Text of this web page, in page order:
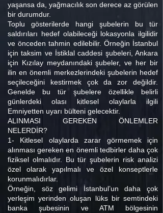
yaşansa da, yağmacılık son derece az görülen
bir durumdur.
Toplu gösterilerde hangi şubelerin bu tür
saldırıları hedef olabileceği lokasyonla ilgilidir
ve önceden tahmin edilebilir. Örneğin İstanbul
için taksim ve İstiklal caddesi şubeleri, Ankara
için Kızılay meydanındaki şubeler, ve her bir
ilin en önemli merkezlerindeki şubelerin hedef
seçileceğini kestirmek çok da zor değildir.
Genelde bu tür şubelere özellikle belirli
günlerdeki olası kitlesel olaylarla ilgili
Emniyetten uyarı bülteni gelecektir.
ALINMASI GEREKEN ÖNLEMLER
NELERDİR?
1- Kitlesel olaylarda zarar görmemek için
alınması gereken en önemli tedbirler daha çok
fiziksel olmalıdır. Bu tür şubelerin risk analizi
özel olarak yapılmalı ve özel konseptlerle
korunmalıdırlar.
Örneğin, söz gelimi İstanbul’un daha çok
yerleşim yerinden oluşan lüks bir semtindeki
banka şubesinin ve ATM bölgesinin